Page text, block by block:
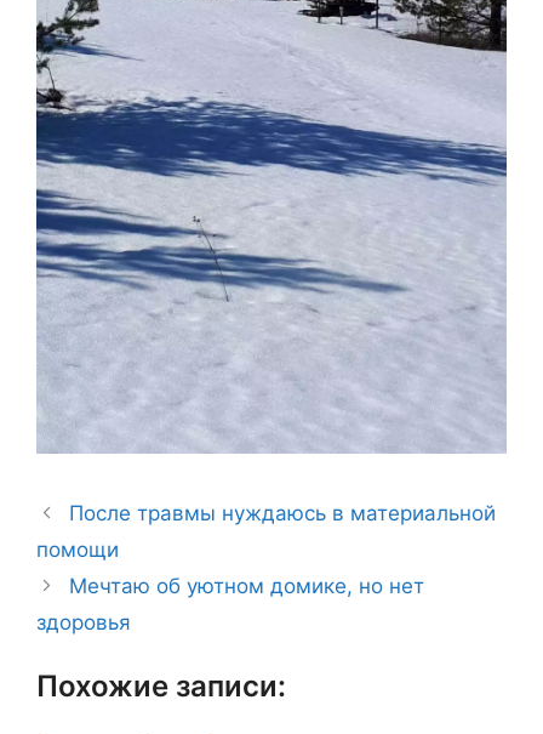
После травмы нуждаюсь в материальной
помощи
Мечтаю об уютном домике, но нет
здоровья
Похожие записи: